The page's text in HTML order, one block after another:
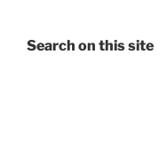
Search on this site